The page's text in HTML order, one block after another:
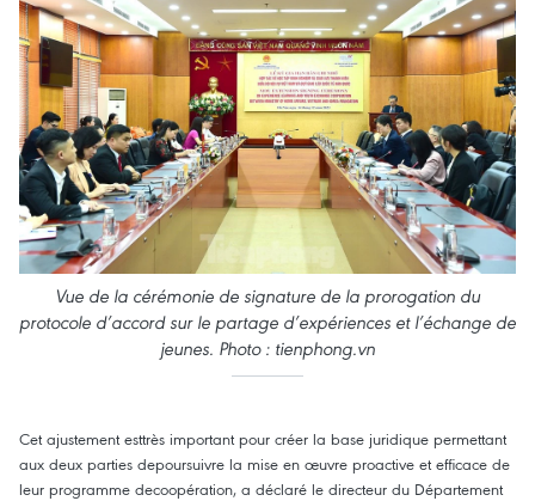
Vue de la cérémonie de signature de la prorogation du
protocole d’accord sur le partage d’expériences et l’échange de
jeunes. Photo : tienphong.vn
Cet ajustement esttrès important pour créer la base juridique permettant
aux deux parties depoursuivre la mise en œuvre proactive et efficace de
leur programme decoopération, a déclaré le directeur du Département